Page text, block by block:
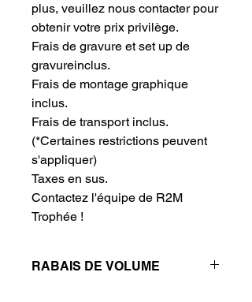
plus, veuillez nous contacter pour
obtenir votre prix privilège.
Frais de gravure et set up de
gravureinclus.
Frais de montage graphique
inclus.
Frais de transport inclus.
(*Certaines restrictions peuvent
s'appliquer)
Taxes en sus.
Contactez l'équipe de R2M
Trophée !
RABAIS DE VOLUME